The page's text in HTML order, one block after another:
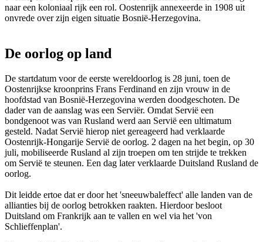
naar een koloniaal rijk een rol. Oostenrijk annexeerde in 1908 uit
onvrede over zijn eigen situatie Bosnië-Herzegovina.
De oorlog op land
De startdatum voor de eerste wereldoorlog is 28 juni, toen de
Oostenrijkse kroonprins Frans Ferdinand en zijn vrouw in de
hoofdstad van Bosnië-Herzegovina werden doodgeschoten. De
dader van de aanslag was een Serviër. Omdat Servië een
bondgenoot was van Rusland werd aan Servië een ultimatum
gesteld. Nadat Servië hierop niet gereageerd had verklaarde
Oostenrijk-Hongarije Servië de oorlog. 2 dagen na het begin, op 30
juli, mobiliseerde Rusland al zijn troepen om ten strijde te trekken
om Servië te steunen. Een dag later verklaarde Duitsland Rusland de
oorlog.
Dit leidde ertoe dat er door het 'sneeuwbaleffect' alle landen van de
allianties bij de oorlog betrokken raakten. Hierdoor besloot
Duitsland om Frankrijk aan te vallen en wel via het 'von
Schlieffenplan'.